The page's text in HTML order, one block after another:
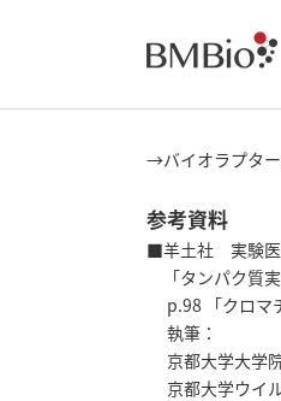
→バイオラプタ
参考資料
■羊土社 実験医
「タンパク質実
p.98 「クロマ
執筆：
京都大学大学
京都大学ウイ